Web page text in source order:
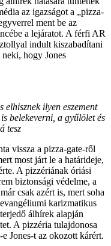
az igazságot a „pizza-
ment be az
a lejáratot. A férfi AR
indult kiszabadítani
hogy Jones
elhisznek ilyen eszement
belekeverni, a gyűlölet és
tesz
vissza a pizza-gate-ről
most járt le a határideje,
A pizzériának óriási
biztonsági védelme, a
csak azért is, mert soha
karizmatikus
álhírek alapján
A pizzéria tulajdonosa
Jones-t az okozott kárért.